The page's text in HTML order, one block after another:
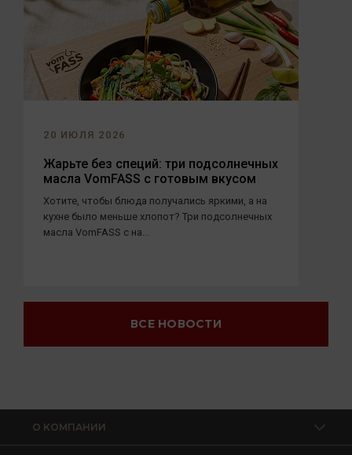
20 ИЮЛЯ 2026
Жарьте без специй: три подсолнечных
масла VomFASS с готовым вкусом
Хотите, чтобы блюда получались яркими, а на
кухне было меньше хлопот? Три подсолнечных
масла VomFASS с на...
ВСЕ НОВОСТИ
О КОМПАНИИ